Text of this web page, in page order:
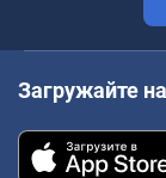
Загружайте